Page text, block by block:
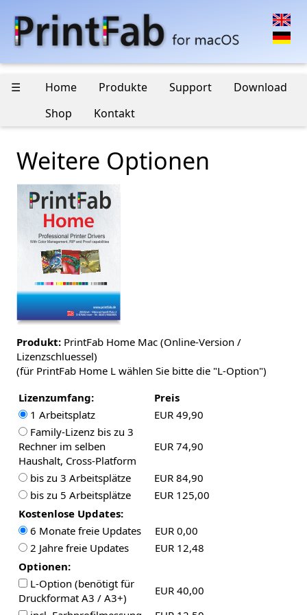
☰ Home Produkte Support
Download
Shop
Kontakt
Weitere Optionen
Produkt: PrintFab Home Mac (Online-Version /
Lizenzschluessel)
(für PrintFab Home L wählen Sie bitte die "L-Option")
Lizenzumfang:
Preis
1 Arbeitsplatz
EUR 49,90
Family-Lizenz bis zu 3
Rechner im selben
Haushalt, Cross-Platform
EUR 74,90
bis zu 3 Arbeitsplätze
EUR 84,90
bis zu 5 Arbeitsplätze
EUR 125,00
Kostenlose Updates:
6 Monate freie Updates
EUR 0,00
2 Jahre freie Updates
EUR 12,48
Optionen:
L-Option (benötigt für
Druckformat A3 / A3+)
EUR 40,00